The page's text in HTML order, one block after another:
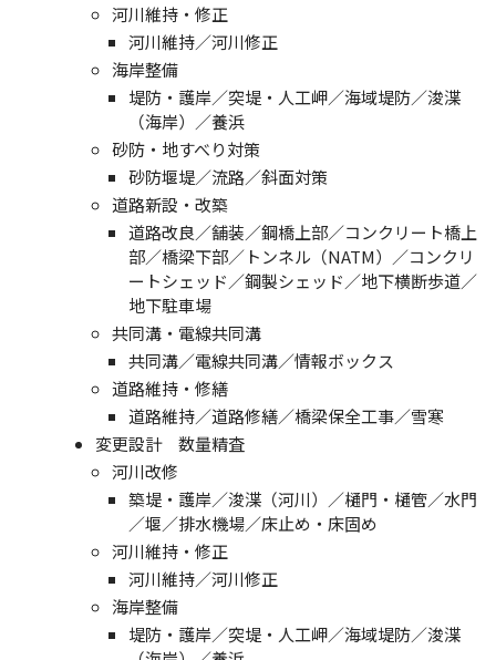
河川維持・修正
河川維持／河川修正
海岸整備
堤防・護岸／突堤・人工岬／海域堤防／浚渫
（海岸）／養浜
砂防・地すべり対策
砂防堰堤／流路／斜面対策
道路新設・改築
道路改良／舗装／鋼橋上部／コンクリート橋上
部／橋梁下部／トンネル（NATM）／コンクリ
ートシェッド／鋼製シェッド／地下横断歩道／
地下駐車場
共同溝・電線共同溝
共同溝／電線共同溝／情報ボックス
道路維持・修繕
道路維持／道路修繕／橋梁保全工事／雪寒
変更設計 数量精査
河川改修
築堤・護岸／浚渫（河川）／樋門・樋管／水門
／堰／排水機場／床止め・床固め
河川維持・修正
河川維持／河川修正
海岸整備
堤防・護岸／突堤・人工岬／海域堤防／浚渫